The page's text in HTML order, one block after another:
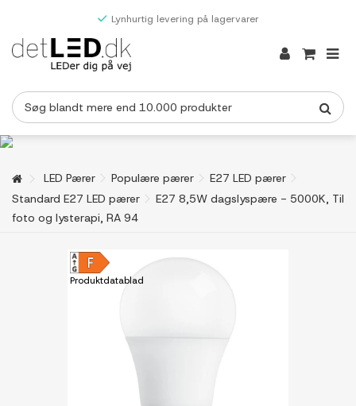
Lynhurtig levering på lagervarer
LED Pærer Populære pærer
E27 LED pærer
Standard E27 LED pærer
E27 8,5W dagslyspære - 5000K, Til
foto og lysterapi, RA 94
Produktdatablad